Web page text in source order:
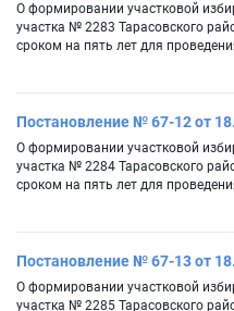
О формировании участковой
участка № 2283 Тарасовского
сроком на пять лет для
Постановление № 67-12 от
О формировании участковой
участка № 2284 Тарасовского
сроком на пять лет для
Постановление № 67-13 от
О формировании участковой
участка № 2285 Тарасовского